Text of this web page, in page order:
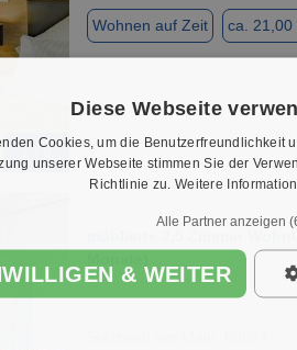
1 / 6
Wohnen auf Zeit ca. 21,00
Diese Webseite
Cookies, um die Benutzerfreundlichkeit
unserer Webseite stimmen Sie der
Richtlinie zu. Weitere
Alle Partner anzeigen
& WEITER